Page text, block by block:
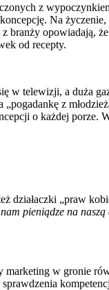
z
Na
opowiadają,
od recepty.
w telewizji, a duża
z
o każdej porze.
działaczki „praw
pieniądze na
w gronie